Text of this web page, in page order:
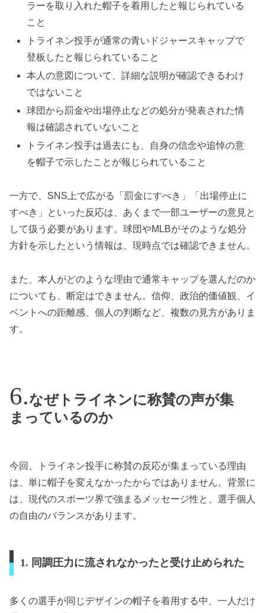
ラーを取り入れた帽子を着用したと報じられている
こと
トライネン投手が通常の青いドジャースキャップで
登板したと報じられていること
本人の意図について、詳細な説明が確認できるわけ
ではないこと
球団から罰金や出場停止などの処分が発表された情
報は確認されていないこと
トライネン投手は過去にも、自身の信念や追悼の意
を帽子で示したことが報じられていること
一方で、SNS上で広がる「罰金にすべき」「出場停止に
すべき」といった反応は、あくまで一部ユーザーの意見と
して扱う必要があります。球団やMLBがそのような処分
方針を示したという情報は、現時点では確認できません。
また、本人がどのような理由で通常キャップを選んだのか
についても、断定はできません。信仰、政治的価値観、イ
ベントへの距離感、個人の判断など、複数の見方がありま
す。
なぜトライネンに称賛の声が集
まっているのか
今回、トライネン投手に称賛の反応が集まっている理由
は、単に帽子を変えなかったからではありません。背景に
は、現代のスポーツ界で強まるメッセージ性と、選手個人
の自由のバランスがあります。
1. 同調圧力に流されなかったと受け止められた
多くの選手が同じデザインの帽子を着用する中、一人だけ